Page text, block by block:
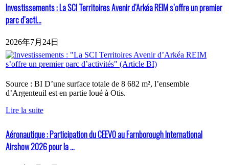
Investissements : La SCI Territoires Avenir d’Arkéa REIM s’offre un premier
parc d’acti...
2026年7月24日
Source : BI D’une surface totale de 8 682 m², l’ensemble
d’Argenteuil est en partie loué à Otis.
Lire la suite
Aéronautique : Participation du CEEVO au Farnborough International
Airshow 2026 pour la ...